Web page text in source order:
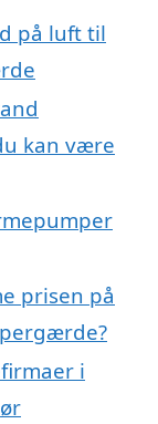
på luft til
kan være
prisen på
i